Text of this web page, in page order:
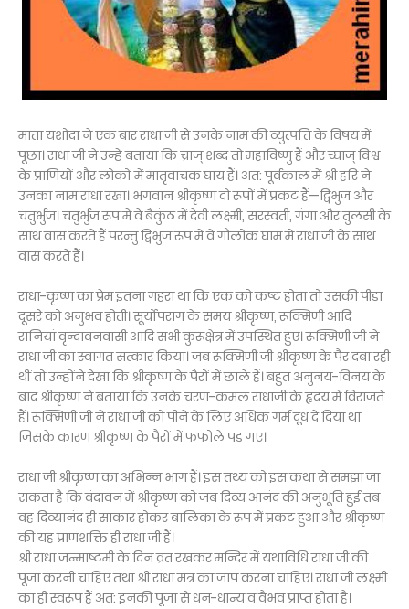
माता यशोदा ने एक बार राधा जी से उनके नाम की व्युत्पत्ति के विषय में
पूछा। राधा जी ने उन्हें बताया कि च्राज् शब्द तो महाविष्णु हैं और च्घाज् विश्व
के प्राणियों और लोकों में मातृवाचक घाय हैं। अत: पूर्वकाल में श्री हरि ने
उनका नाम राधा रखा। भगवान श्रीकृष्ण दो रूपों में प्रकट हैं—द्विभुज और
चतुर्भुज। चतुर्भुज रूप में वे बैकुंठ में देवी लक्ष्मी, सरस्वती, गंगा और तुलसी के
साथ वास करते हैं परन्तु द्विभुज रूप में वे गौलोक घाम में राधा जी के साथ
वास करते हैं।
राधा-कृष्ण का प्रेम इतना गहरा था कि एक को कष्ट होता तो उसकी पीडा
दूसरे को अनुभव होती। सूर्योपराग के समय श्रीकृष्ण, रूक्मिणी आदि
रानियां वृन्दावनवासी आदि सभी कुरूक्षेत्र में उपस्थित हुए। रूक्मिणी जी ने
राधा जी का स्वागत सत्कार किया। जब रूक्मिणी जी श्रीकृष्ण के पैर दबा रही
थीं तो उन्होंने देखा कि श्रीकृष्ण के पैरों में छाले हैं। बहुत अनुनय-विनय के
बाद श्रीकृष्ण ने बताया कि उनके चरण-कमल राधाजी के ह्वदय में विराजते
हैं। रूक्मिणी जी ने राधा जी को पीने के लिए अधिक गर्म दूध दे दिया था
जिसके कारण श्रीकृष्ण के पैरों में फफोले पड गए।
राधा जी श्रीकृष्ण का अभिन्न भाग हैं। इस तथ्य को इस कथा से समझा जा
सकता है कि वंदावन में श्रीकृष्ण को जब दिव्य आनंद की अनुभूति हुई तब
वह दिव्यानंद ही साकार होकर बालिका के रूप में प्रकट हुआ और श्रीकृष्ण
की यह प्राणशक्ति ही राधा जी हैं।
श्री राधा जन्माष्टमी के दिन व्रत रखकर मन्दिर में यथाविधि राधा जी की
पूजा करनी चाहिए तथा श्री राधा मंत्र का जाप करना चाहिए। राधा जी लक्ष्मी
का ही स्वरूप हैं अत: इनकी पूजा से धन-धान्य व वैभव प्राप्त होता है।